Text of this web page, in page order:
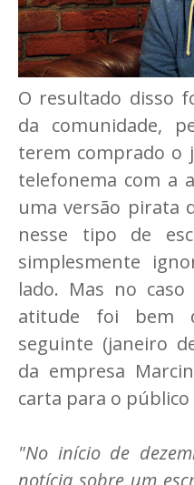
O resultado disso
da comunidade,
terem comprado o
telefonema com a
uma versão pirata
nesse tipo de
simplesmente
lado. Mas no
atitude foi bem
seguinte (janeiro
da empresa
carta para o
"No início de
notícia sobre um